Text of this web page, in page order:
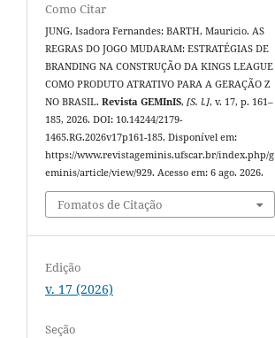
Como Citar
JUNG, Isadora Fernandes; BARTH, Mauricio. AS
REGRAS DO JOGO MUDARAM: ESTRATÉGIAS DE
BRANDING NA CONSTRUÇÃO DA KINGS LEAGUE
COMO PRODUTO ATRATIVO PARA A GERAÇÃO Z
NO BRASIL.Revista GEMInIS,[S. l.], v. 17, p. 161–
185, 2026. DOI: 10.14244/2179-
1465.RG.2026v17p161-185. Disponível em:
https://www.revistageminis.ufscar.br/index.php/g
eminis/article/view/929. Acesso em: 6 ago. 2026.
Fomatos de Citação
Edição
v. 17 (2026)
Seção